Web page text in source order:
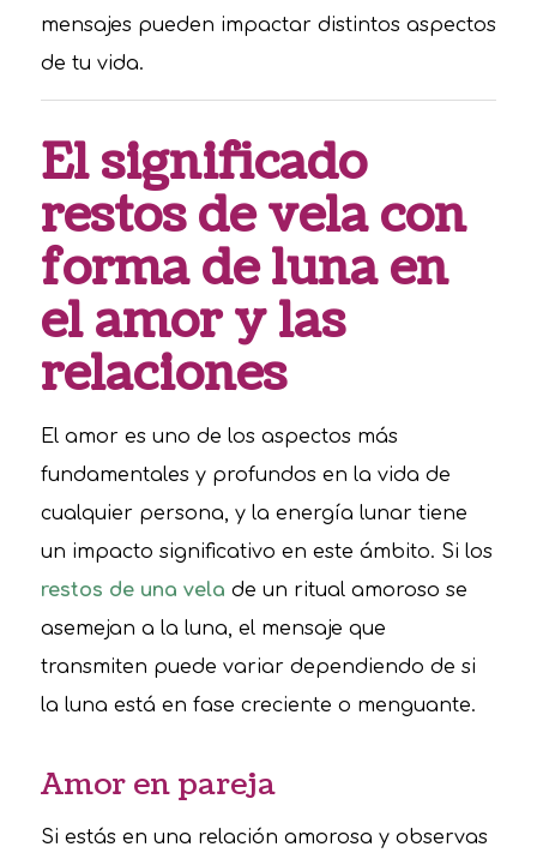
mensajes pueden impactar distintos aspectos
de tu vida.
El significado
restos de vela con
forma de luna en
el amor y las
relaciones
El amor es uno de los aspectos más
fundamentales y profundos en la vida de
cualquier persona, y la energía lunar tiene
un impacto significativo en este ámbito. Si los
restos de una vela de un ritual amoroso se
asemejan a la luna, el mensaje que
transmiten puede variar dependiendo de si
la luna está en fase creciente o menguante.
Amor en pareja
Si estás en una relación amorosa y observas